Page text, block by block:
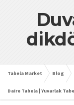
Tabela Market Blog
Daire Tabela | Yuvarlak